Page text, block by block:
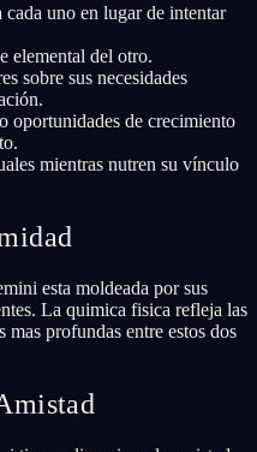
uno en lugar de intentar
elemental del otro.
sobre sus necesidades
oportunidades de crecimiento
mientras nutren su vínculo
esta moldeada por sus
La quimica fisica refleja las
profundas entre estos dos